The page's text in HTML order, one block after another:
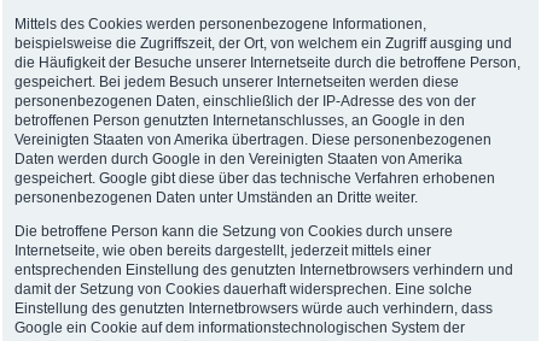
Mittels des Cookies werden personenbezogene Informationen,
beispielsweise die Zugriffszeit, der Ort, von welchem ein Zugriff ausging und
die Häufigkeit der Besuche unserer Internetseite durch die betroffene Person,
gespeichert. Bei jedem Besuch unserer Internetseiten werden diese
personenbezogenen Daten, einschließlich der IP-Adresse des von der
betroffenen Person genutzten Internetanschlusses, an Google in den
Vereinigten Staaten von Amerika übertragen. Diese personenbezogenen
Daten werden durch Google in den Vereinigten Staaten von Amerika
gespeichert. Google gibt diese über das technische Verfahren erhobenen
personenbezogenen Daten unter Umständen an Dritte weiter.
Die betroffene Person kann die Setzung von Cookies durch unsere
Internetseite, wie oben bereits dargestellt, jederzeit mittels einer
entsprechenden Einstellung des genutzten Internetbrowsers verhindern und
damit der Setzung von Cookies dauerhaft widersprechen. Eine solche
Einstellung des genutzten Internetbrowsers würde auch verhindern, dass
Google ein Cookie auf dem informationstechnologischen System der